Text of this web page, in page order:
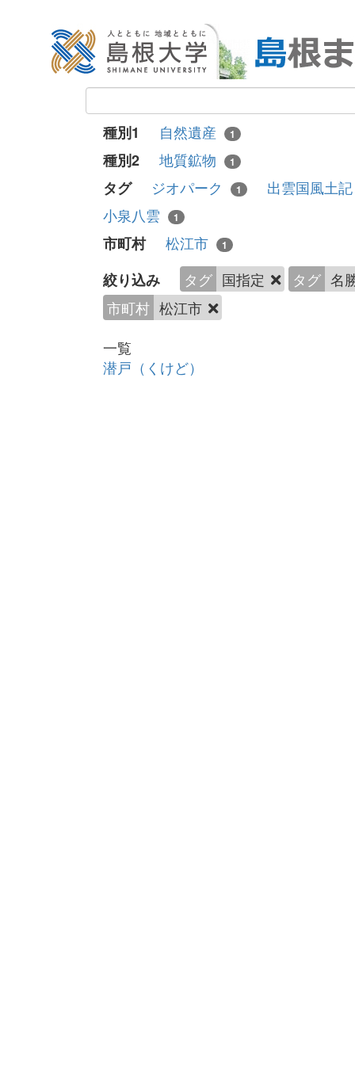
種別1 自然遺産 1
種別2 地質鉱物 1
タグ ジオパーク 1
出雲国風土
小泉八雲
1
市町村 松江市 1
絞り込み タグ 国指定 タグ 名
市町村 松江市
一覧
潜戸（くけど）